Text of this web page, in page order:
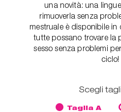
una novità: una
rimuoverla senza
mestruale è disponibile in
tutte possano trovare la
sesso senza problemi
ciclo!
Scegli
Taglia A